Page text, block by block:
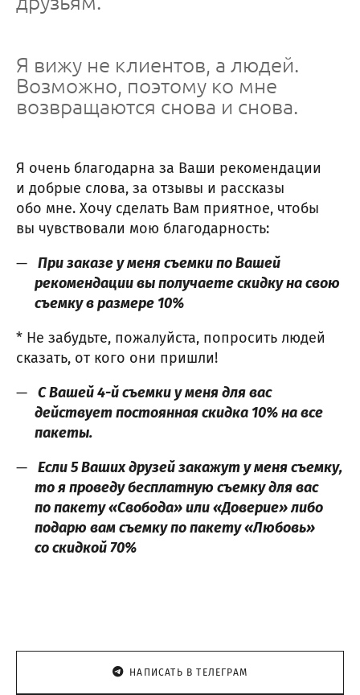
Я вижу не клиентов, а людей.
Возможно, поэтому ко мне
возвращаются снова и снова.
Я очень благодарна за Ваши рекомендации
и добрые слова, за отзывы и рассказы
обо мне. Хочу сделать Вам приятное, чтобы
вы чувствовали мою благодарность:
При заказе у меня съемки по Вашей
рекомендации вы получаете скидку на свою
съемку в размере 10%
* Не забудьте, пожалуйста, попросить людей
сказать, от кого они пришли!
С Вашей 4-й съемки у меня для вас
действует постоянная скидка 10% на все
пакеты.
Если 5 Ваших друзей закажут у меня съемку,
то я проведу бесплатную съемку для вас
по пакету «Свобода» или «Доверие» либо
подарю вам съемку по пакету «Любовь»
со скидкой 70%
НАПИСАТЬ В ТЕЛЕГРАМ